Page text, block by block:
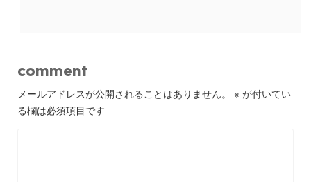
comment
メールアドレスが公開されることはありません。 ※ が付いてい
る欄は必須項目です